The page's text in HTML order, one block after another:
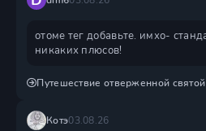
отоме тег добавьте. имхо- стандартные бабские сопли.
никаких плюсов!
Путешествие отверженной святой
Котэ03.08.26